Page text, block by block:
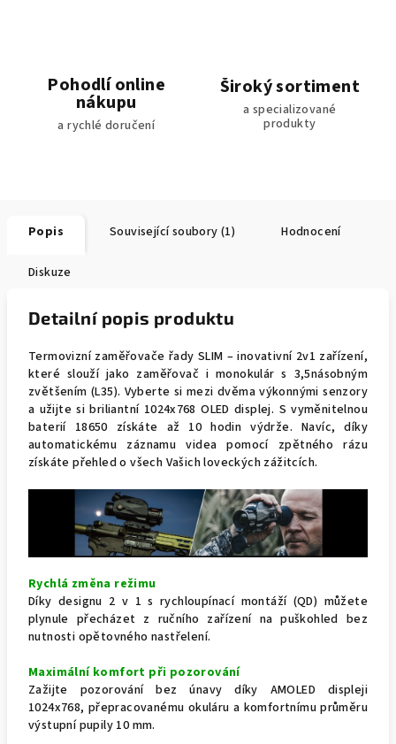
Pohodlí online
nákupu
a rychlé doručení
Široký sortiment
a specializované
produkty
Popis Související soubory (1) Hodnocení
Diskuze
Detailní popis produktu
Termovizní zaměřovače řady SLIM – inovativní 2v1 zařízení,
které slouží jako zaměřovač i monokulár s 3,5násobným
zvětšením (L35). Vyberte si mezi dvěma výkonnými senzory
a užijte si briliantní 1024x768 OLED displej. S vyměnitelnou
baterií 18650 získáte až 10 hodin výdrže. Navíc, díky
automatickému záznamu videa pomocí zpětného rázu
získáte přehled o všech Vašich loveckých zážitcích.
Rychlá změna režimu
Díky designu 2 v 1 s rychloupínací montáží (QD) můžete
plynule přecházet z ručního zařízení na puškohled bez
nutnosti opětovného nastřelení.
Maximální komfort při pozorování
Zažijte pozorování bez únavy díky AMOLED displeji
1024x768, přepracovanému okuláru a komfortnímu průměru
výstupní pupily 10 mm.